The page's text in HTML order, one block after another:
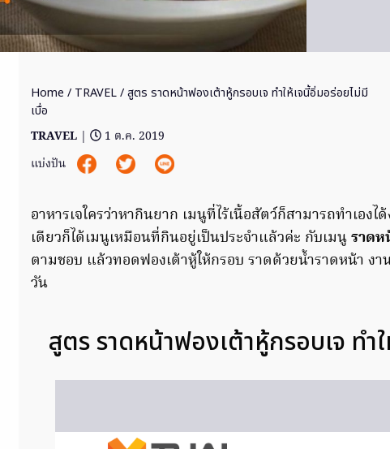
Home / TRAVEL/ สูตร ราดหน้าฟองเต้าหู้กรอบเจ ทำให้เจนี้อิ่มอร่อยไม่มี
เบื่อ
TRAVEL |
1 ต.ค. 2019
แบ่งปัน
อาหารเจใครว่าหากินยาก เมนูที่ไร้เนื้อสัตว์ก็สามารถทำเอง
เดียวก็ได้เมนูเหมือนที่กินอยู่เป็นประจำแล้วค่ะ กับเมนูราดห
ตามชอบ แล้วทอดฟองเต้าหู้ให้กรอบ ราดด้วยน้ำราดหน้า ง
วัน
สูตร ราดหน้าฟองเต้าหู้กรอบเจ ทำ